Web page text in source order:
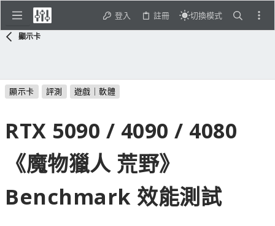
登入 註冊 切換模式
顯示卡
顯示卡 評測 遊戲｜軟體
RTX 5090 / 4090 / 4080
《魔物獵人 荒野》
Benchmark 效能測試